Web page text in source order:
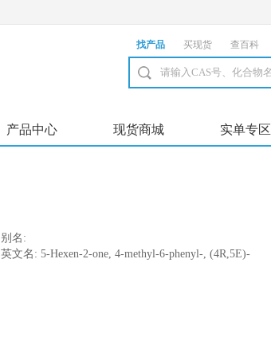
找产品 买现货 查百科
产品中心 现货商城 实单专区
别名:
英文名: 5-Hexen-2-one, 4-methyl-6-phenyl-, (4R,5E)-